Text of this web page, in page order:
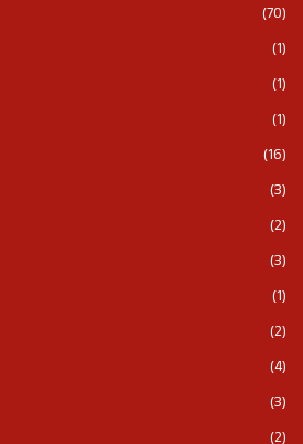
(70)
(1)
(1)
(1)
(16)
(3)
(2)
(3)
(1)
(2)
(4)
(3)
(2)